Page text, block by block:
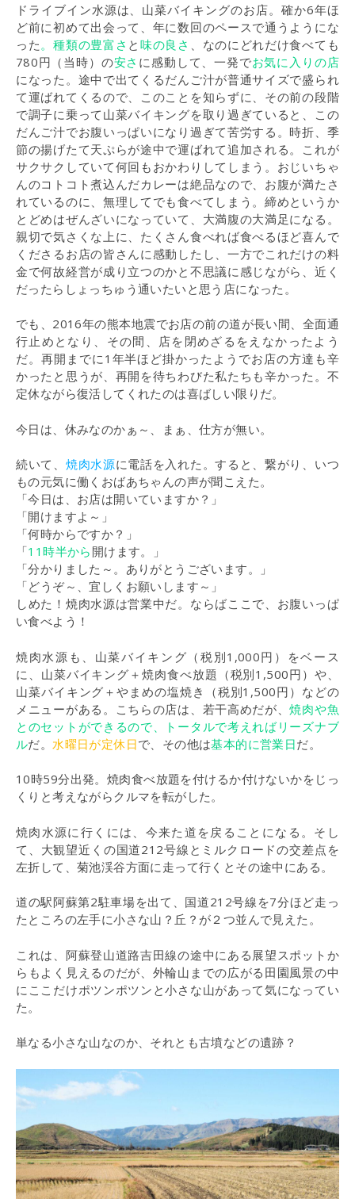
ドライブイン水源は、山菜バイキングのお店。確か6年ほ
ど前に初めて出会って、年に数回のペースで通うようにな
った 。種類の豊富さ と味の良さ
、なのにどれだけ食べても
780円（当時）の安さ に感動して、一発でお気に入りの店
になった。途中で出てくるだんご汁が普通サイズで盛られ
て運ばれてくるので、このことを知らずに、その前の段階
で調子に乗って山菜バイキングを取り過ぎていると、この
だんご汁でお腹いっぱいになり過ぎて苦労する。時折、季
節の揚げたて天ぷらが途中で運ばれて追加される。これが
サクサクしていて何回もおかわりしてしまう。おじいちゃ
んのコトコト煮込んだカレーは絶品なので、お腹が満たさ
れているのに、無理してでも食べてしまう。締めというか
とどめはぜんざいになっていて、大満腹の大満足になる。
親切で気さくな上に、たくさん食べれば食べるほど喜んで
くださるお店の皆さんに感動したし、一方でこれだけの料
金で何故経営が成り立つのかと不思議に感じながら、近く
だったらしょっちゅう通いたいと思う店になった。
でも、2016年の熊本地震でお店の前の道が長い間、全面通
行止めとなり、その間、店を閉めざるをえなかったよう
だ。再開までに1年半ほど掛かったようでお店の方達も辛
かったと思うが、再開を待ちわびた私たちも辛かった。不
定休ながら復活してくれたのは喜ばしい限りだ。
今日は、休みなのかぁ～、まぁ、仕方が無い。
続いて、 焼肉水源に電話を入れた。すると、繋がり、いつ
もの元気に働くおばあちゃんの声が聞こえた。
「今日は、お店は開いていますか？」
「開けますよ～」
「何時からですか？」
「11時半から 開けます。」
「分かりました～。ありがとうございます。」
「どうぞ～、宜しくお願いします～」
しめた！焼肉水源は営業中だ。ならばここで、お腹いっぱ
い食べよう！
焼肉水源も、山菜バイキング（税別1,000円）をベース
に、山菜バイキング＋焼肉食べ放題（税別1,500円）や、
山菜バイキング＋やまめの塩焼き（税別1,500円）などの
メニューがある。こちらの店は、若干高めだが、焼肉や魚
とのセットができるので、トータルで考えればリーズナブ
ルだ。 水曜日が定休日で、その他は基本的に営業日だ。
10時59分出発。焼肉食べ放題を付けるか付けないかをじっ
くりと考えながらクルマを転がした。
焼肉水源に行くには、今来た道を戻ることになる。そし
て、大観望近くの国道212号線とミルクロードの交差点を
左折して、菊池渓谷方面に走って行くとその途中にある。
道の駅阿蘇第2駐車場を出て、国道212号線を7分ほど走っ
たところの左手に小さな山？丘？が２つ並んで見えた。
これは、阿蘇登山道路吉田線の途中にある展望スポットか
らもよく見えるのだが、外輪山までの広がる田園風景の中
にここだけポツンポツンと小さな山があって気になってい
た。
単なる小さな山なのか、それとも古墳などの遺跡？